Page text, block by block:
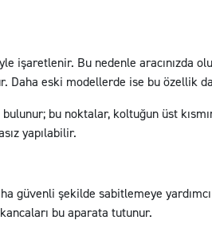
Bu nedenle aracınızda
eski modellerde ise bu özellik
bu noktalar, koltuğun üst
yapılabilir.
güvenli şekilde sabitlemeye
bu aparata tutunur.